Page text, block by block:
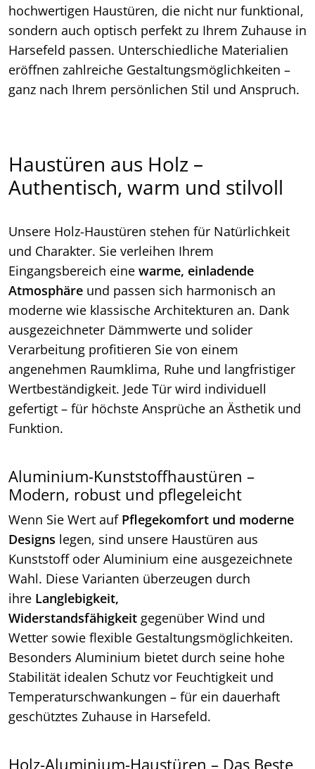
hochwertigen Haustüren, die nicht nur funktional,
sondern auch optisch perfekt zu Ihrem Zuhause in
Harsefeld passen. Unterschiedliche Materialien
eröffnen zahlreiche Gestaltungsmöglichkeiten –
ganz nach Ihrem persönlichen Stil und Anspruch.
Haustüren aus Holz –
Authentisch, warm und stilvoll
Unsere Holz-Haustüren stehen für Natürlichkeit
und Charakter. Sie verleihen Ihrem
Eingangsbereich eine warme, einladende
Atmosphäre und passen sich harmonisch an
moderne wie klassische Architekturen an. Dank
ausgezeichneter Dämmwerte und solider
Verarbeitung profitieren Sie von einem
angenehmen Raumklima, Ruhe und langfristiger
Wertbeständigkeit. Jede Tür wird individuell
gefertigt – für höchste Ansprüche an Ästhetik und
Funktion.
Aluminium-Kunststoffhaustüren –
Modern, robust und pflegeleicht
Wenn Sie Wert auf Pflegekomfort und moderne
Designs legen, sind unsere Haustüren aus
Kunststoff oder Aluminium eine ausgezeichnete
Wahl. Diese Varianten überzeugen durch
ihre Langlebigkeit,
Widerstandsfähigkeit gegenüber Wind und
Wetter sowie flexible Gestaltungsmöglichkeiten.
Besonders Aluminium bietet durch seine hohe
Stabilität idealen Schutz vor Feuchtigkeit und
Temperaturschwankungen – für ein dauerhaft
geschütztes Zuhause in Harsefeld.
Holz-Aluminium-Haustüren – Das Beste